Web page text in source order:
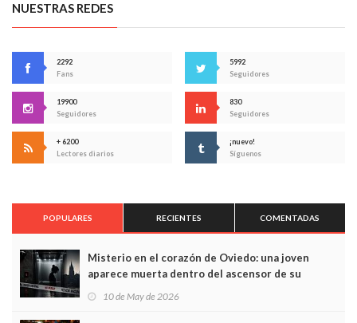
NUESTRAS REDES
2292
Fans
5992
Seguidores
19900
Seguidores
830
Seguidores
+ 6200
Lectores diarios
¡nuevo!
Síguenos
POPULARES RECIENTES COMENTADAS
Misterio en el corazón de Oviedo: una joven
aparece muerta dentro del ascensor de su
edificio y las cámaras captan sus últimos minutos
10 de May de 2026